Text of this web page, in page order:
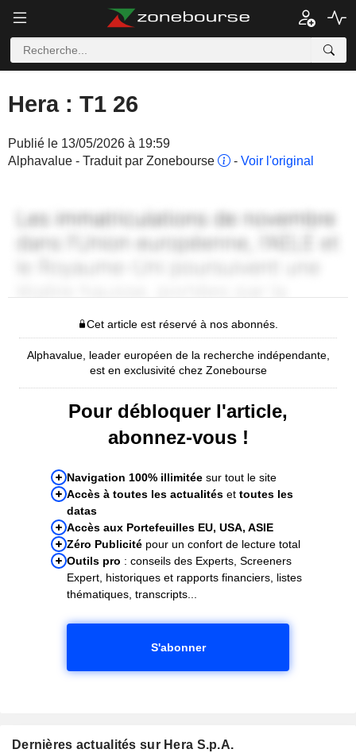
Hera : T1 26
Publié le 13/05/2026 à 19:59
Alphavalue - Traduit par Zonebourse
- Voir l'original
Cet article est réservé à nos abonnés.
Alphavalue, leader européen de la recherche indépendante,
est en exclusivité chez Zonebourse
Pour débloquer l'article,
abonnez-vous !
Navigation 100% illimitée sur tout le site
Accès à toutes les actualités et toutes les
datas
Accès aux Portefeuilles EU, USA, ASIE
Zéro Publicité pour un confort de lecture total
Outils pro : conseils des Experts, Screeners
Expert, historiques et rapports financiers, listes
thématiques, transcripts...
S'abonner
Dernières actualités sur Hera S.p.A.